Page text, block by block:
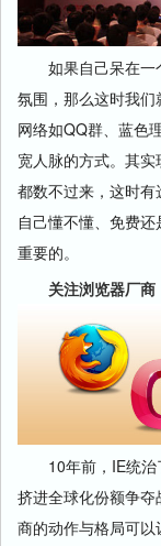
如果自己呆在一
氛围，那么这时我们
网络如QQ群、蓝色
宽人脉的方式。其
都数不过来，这时
自己懂不懂、免费
重要的。
关注浏览器厂商
10年前，IE统治
挤进全球化份额争
商的动作与格局可